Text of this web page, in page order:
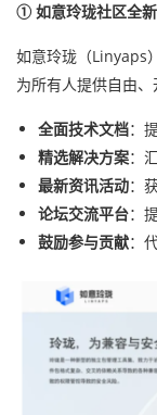
① 如意玲珑社区全
如意玲珑（Linyaps
为所有人提供自由、
全面技术文档：
精选解决方案：
最新资讯活动：
论坛交流平台：
鼓励参与贡献：